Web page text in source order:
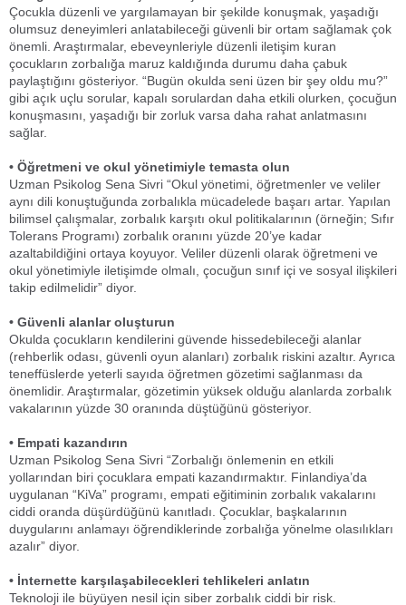
Çocukla düzenli ve yargılamayan bir şekilde konuşmak, yaşadığı
olumsuz deneyimleri anlatabileceği güvenli bir ortam sağlamak çok
önemli. Araştırmalar, ebeveynleriyle düzenli iletişim kuran
çocukların zorbalığa maruz kaldığında durumu daha çabuk
paylaştığını gösteriyor. “Bugün okulda seni üzen bir şey oldu mu?”
gibi açık uçlu sorular, kapalı sorulardan daha etkili olurken, çocuğun
konuşmasını, yaşadığı bir zorluk varsa daha rahat anlatmasını
sağlar.
• Öğretmeni ve okul yönetimiyle temasta olun
Uzman Psikolog Sena Sivri “Okul yönetimi, öğretmenler ve veliler
aynı dili konuştuğunda zorbalıkla mücadelede başarı artar. Yapılan
bilimsel çalışmalar, zorbalık karşıtı okul politikalarının (örneğin; Sıfır
Tolerans Programı) zorbalık oranını yüzde 20’ye kadar
azaltabildiğini ortaya koyuyor. Veliler düzenli olarak öğretmeni ve
okul yönetimiyle iletişimde olmalı, çocuğun sınıf içi ve sosyal ilişkileri
takip edilmelidir” diyor.
• Güvenli alanlar oluşturun
Okulda çocukların kendilerini güvende hissedebileceği alanlar
(rehberlik odası, güvenli oyun alanları) zorbalık riskini azaltır. Ayrıca
teneffüslerde yeterli sayıda öğretmen gözetimi sağlanması da
önemlidir. Araştırmalar, gözetimin yüksek olduğu alanlarda zorbalık
vakalarının yüzde 30 oranında düştüğünü gösteriyor.
• Empati kazandırın
Uzman Psikolog Sena Sivri “Zorbalığı önlemenin en etkili
yollarından biri çocuklara empati kazandırmaktır. Finlandiya’da
uygulanan “KiVa” programı, empati eğitiminin zorbalık vakalarını
ciddi oranda düşürdüğünü kanıtladı. Çocuklar, başkalarının
duygularını anlamayı öğrendiklerinde zorbalığa yönelme olasılıkları
azalır” diyor.
• İnternette karşılaşabilecekleri tehlikeleri anlatın
Teknoloji ile büyüyen nesil için siber zorbalık ciddi bir risk.